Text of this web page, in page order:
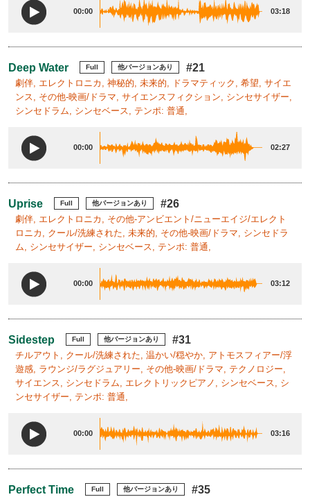
00:00 03:18
Deep Water Full 他バージョンあり #21
劇伴, エレクトロニカ, 神秘的, 未来的, ドラマティック, 希望, サイエ
ンス, その他-映画/ドラマ, サイエンスフィクション, シンセサイザー,
シンセドラム, シンセベース, テンポ: 普通,
00:00 02:27
Uprise Full 他バージョンあり #26
劇伴, エレクトロニカ, その他-アンビエント/ニューエイジ/エレクト
ロニカ, クール/洗練された, 未来的, その他-映画/ドラマ, シンセドラ
ム, シンセサイザー, シンセベース, テンポ: 普通,
00:00 03:12
Sidestep Full 他バージョンあり #31
チルアウト, クール/洗練された, 温かい/穏やか, アトモスフィアー/浮
遊感, ラウンジ/ラグジュアリー, その他-映画/ドラマ, テクノロジー,
サイエンス, シンセドラム, エレクトリックピアノ, シンセベース, シ
ンセサイザー, テンポ: 普通,
00:00 03:16
Perfect Time Full 他バージョンあり #35